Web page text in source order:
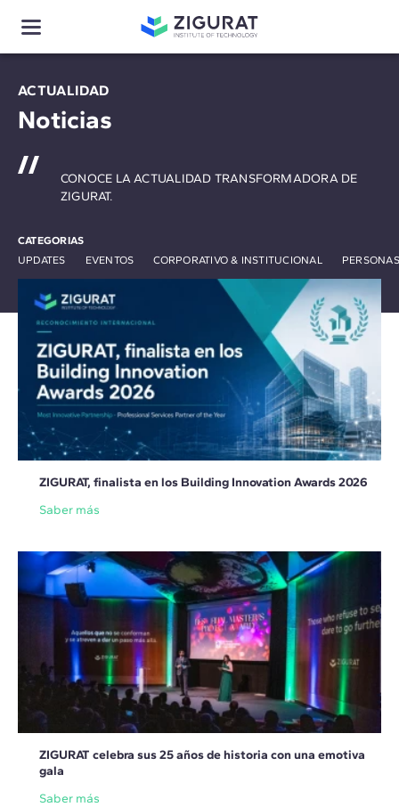
ACTUALIDAD
Noticias
CATEGORIAS
UPDATES
EVENTOS CORPORATIVO & INSTITUCIONAL
CONOCE LA ACTUALIDAD TRANSFORMADORA DE
ZIGURAT.
ZIGURAT, finalista en los Building Innovation Awards 2026
Saber más
ZIGURAT celebra sus 25 años de historia con una emotiva
gala
Saber más